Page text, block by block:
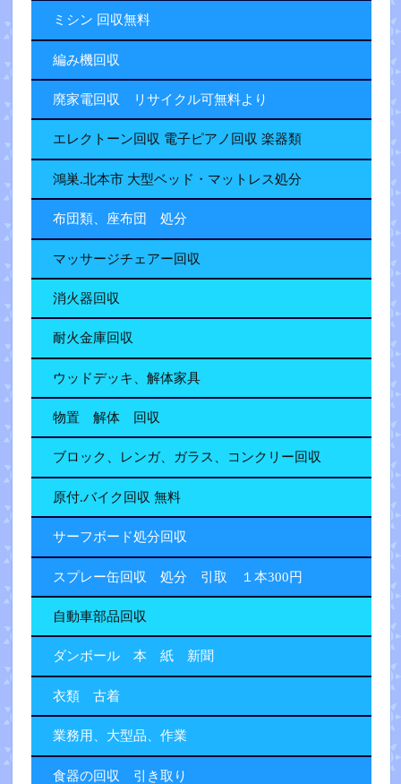
ミシン 回収無料
編み機回収
廃家電回収 リサイクル可無料より
エレクトーン回収 電子ピアノ回収 楽器類
鴻巣.北本市 大型ベッド・マットレス処分
布団類、座布団 処分
マッサージチェアー回収
消火器回収
耐火金庫回収
ウッドデッキ、解体家具
物置 解体 回収
ブロック、レンガ、ガラス、コンクリー回収
原付.バイク回収 無料
サーフボード処分回収
スプレー缶回収 処分 引取 １本300円
自動車部品回収
ダンボール 本 紙 新聞
衣類 古着
業務用、大型品、作業
食器の回収 引き取り